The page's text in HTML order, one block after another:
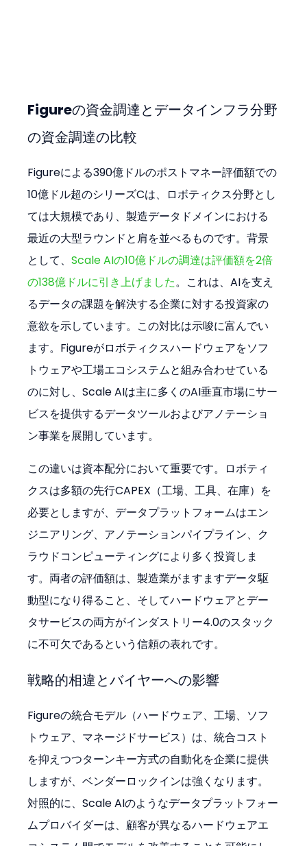
Figureの資金調達とデータインフラ分野
の資金調達の比較
Figureによる390億ドルのポストマネー評価額での
10億ドル超のシリーズCは、ロボティクス分野とし
ては大規模であり、製造データドメインにおける
最近の大型ラウンドと肩を並べるものです。背景
として、Scale AIの10億ドルの調達は評価額を2倍
の138億ドルに引き上げました。これは、AIを支え
るデータの課題を解決する企業に対する投資家の
意欲を示しています。この対比は示唆に富んでい
ます。Figureがロボティクスハードウェアをソフ
トウェアや工場エコシステムと組み合わせている
のに対し、Scale AIは主に多くのAI垂直市場にサー
ビスを提供するデータツールおよびアノテーショ
ン事業を展開しています。
この違いは資本配分において重要です。ロボティ
クスは多額の先行CAPEX（工場、工具、在庫）を
必要としますが、データプラットフォームはエン
ジニアリング、アノテーションパイプライン、ク
ラウドコンピューティングにより多く投資しま
す。両者の評価額は、製造業がますますデータ駆
動型になり得ること、そしてハードウェアとデー
タサービスの両方がインダストリー4.0のスタック
に不可欠であるという信頼の表れです。
戦略的相違とバイヤーへの影響
Figureの統合モデル（ハードウェア、工場、ソフ
トウェア、マネージドサービス）は、統合コスト
を抑えつつターンキー方式の自動化を企業に提供
しますが、ベンダーロックインは強くなります。
対照的に、Scale AIのようなデータプラットフォー
ムプロバイダーは、顧客が異なるハードウェアエ